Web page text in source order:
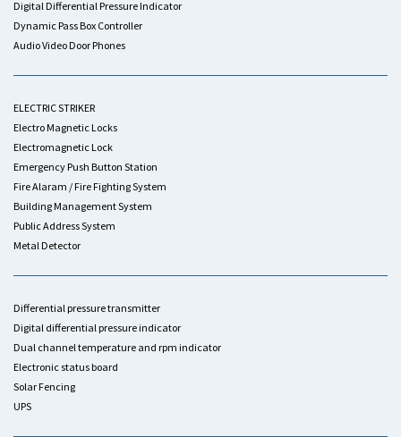
Digital Differential Pressure Indicator
Dynamic Pass Box Controller
Audio Video Door Phones
ELECTRIC STRIKER
Electro Magnetic Locks
Electromagnetic Lock
Emergency Push Button Station
Fire Alaram / Fire Fighting System
Building Management System
Public Address System
Metal Detector
Differential pressure transmitter
Digital differential pressure indicator
Dual channel temperature and rpm indicator
Electronic status board
Solar Fencing
UPS